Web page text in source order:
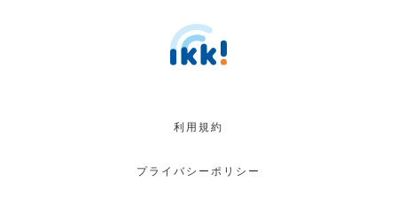
利用規約
プライバシーポリシー